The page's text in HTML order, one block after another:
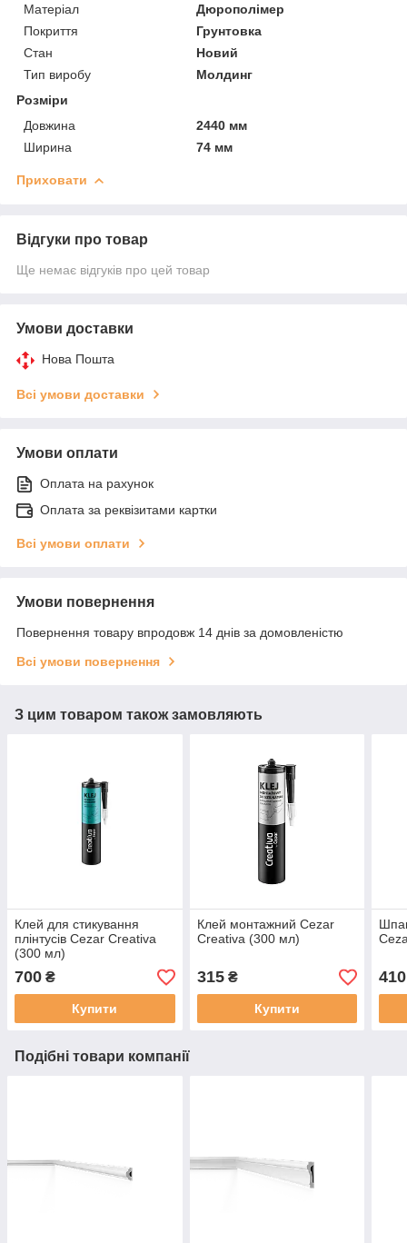
Матеріал
Дюрополімер
Покриття
Грунтовка
Стан
Новий
Тип виробу
Молдинг
Розміри
Довжина
2440 мм
Ширина
74 мм
Приховати
Відгуки про товар
Ще немає відгуків про цей товар
Умови доставки
Нова Пошта
Всі умови доставки
Умови оплати
Оплата на рахунок
Оплата за реквізитами картки
Всі умови оплати
Умови повернення
Повернення товару впродовж 14 днів за домовленістю
Всі умови повернення
З цим товаром також замовляють
Клей для стикування
плінтусів Cezar Creativa
(300 мл)
700 ₴
Купити
Клей монтажний Cezar
Creativa (300 мл)
315₴
Купити
410
Подібні товари компанії